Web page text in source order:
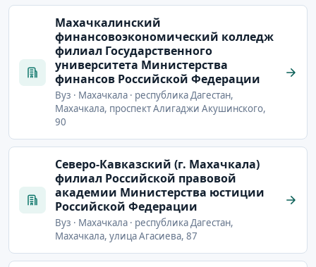
Махачкалинский
финансовоэкономический колледж
филиал Государственного
университета Министерства
финансов Российской Федерации
Вуз · Махачкала · республика Дагестан,
Махачкала, проспект Алигаджи Акушинского,
90
Северо-Кавказский (г. Махачкала)
филиал Российской правовой
академии Министерства юстиции
Российской Федерации
Вуз · Махачкала · республика Дагестан,
Махачкала, улица Агасиева, 87